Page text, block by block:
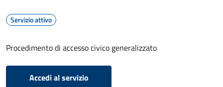
Servizio attivo
Procedimento di accesso civico generalizzato
Accedi al servizio